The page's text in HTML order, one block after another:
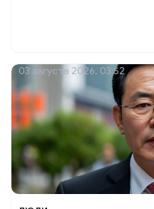
03 августа 2026, 03:52